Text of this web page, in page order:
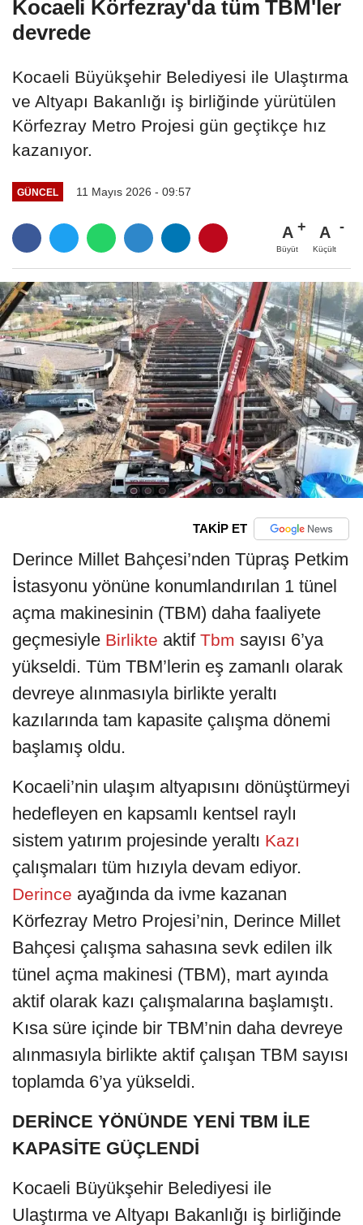
Kocaeli Körfezray'da tüm TBM'ler
devrede
Kocaeli Büyükşehir Belediyesi ile Ulaştırma
ve Altyapı Bakanlığı iş birliğinde yürütülen
Körfezray Metro Projesi gün geçtikçe hız
kazanıyor.
GÜNCEL 11 Mayıs 2026 - 09:57
A
Büyüt
A
Küçült
TAKİP ET
Derince Millet Bahçesi’nden Tüpraş Petkim
İstasyonu yönüne konumlandırılan 1 tünel
açma makinesinin (TBM) daha faaliyete
geçmesiyle Birlikte aktifTbm sayısı 6’ya
yükseldi. Tüm TBM’lerin eş zamanlı olarak
devreye alınmasıyla birlikte yeraltı
kazılarında tam kapasite çalışma dönemi
başlamış oldu.
Kocaeli’nin ulaşım altyapısını dönüştürmeyi
hedefleyen en kapsamlı kentsel raylı
sistem yatırım projesinde yeraltı Kazı
çalışmaları tüm hızıyla devam ediyor.
Derince ayağında da ivme kazanan
Körfezray Metro Projesi’nin, Derince Millet
Bahçesi çalışma sahasına sevk edilen ilk
tünel açma makinesi (TBM), mart ayında
aktif olarak kazı çalışmalarına başlamıştı.
Kısa süre içinde bir TBM’nin daha devreye
alınmasıyla birlikte aktif çalışan TBM sayısı
toplamda 6’ya yükseldi.
DERİNCE YÖNÜNDE YENİ TBM İLE
KAPASİTE GÜÇLENDİ
Kocaeli Büyükşehir Belediyesi ile
Ulaştırma ve Altyapı Bakanlığı iş birliğinde